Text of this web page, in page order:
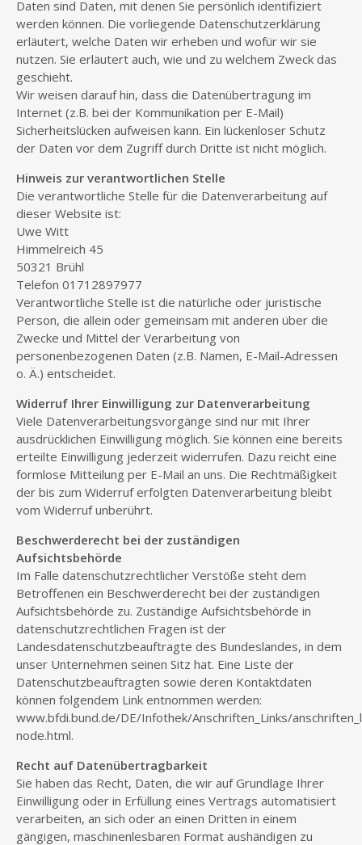
Daten sind Daten, mit denen Sie persönlich identifiziert
werden können. Die vorliegende Datenschutzerklärung
erläutert, welche Daten wir erheben und wofür wir sie
nutzen. Sie erläutert auch, wie und zu welchem Zweck das
geschieht.
Wir weisen darauf hin, dass die Datenübertragung im
Internet (z.B. bei der Kommunikation per E-Mail)
Sicherheitslücken aufweisen kann. Ein lückenloser Schutz
der Daten vor dem Zugriff durch Dritte ist nicht möglich.
Hinweis zur verantwortlichen Stelle
Die verantwortliche Stelle für die Datenverarbeitung auf
dieser Website ist:
Uwe Witt
Himmelreich 45
50321 Brühl
Telefon 01712897977
Verantwortliche Stelle ist die natürliche oder juristische
Person, die allein oder gemeinsam mit anderen über die
Zwecke und Mittel der Verarbeitung von
personenbezogenen Daten (z.B. Namen, E-Mail-Adressen
o. Ä.) entscheidet.
Widerruf Ihrer Einwilligung zur Datenverarbeitung
Viele Datenverarbeitungsvorgänge sind nur mit Ihrer
ausdrücklichen Einwilligung möglich. Sie können eine bereits
erteilte Einwilligung jederzeit widerrufen. Dazu reicht eine
formlose Mitteilung per E-Mail an uns. Die Rechtmäßigkeit
der bis zum Widerruf erfolgten Datenverarbeitung bleibt
vom Widerruf unberührt.
Beschwerderecht bei der zuständigen
Aufsichtsbehörde
Im Falle datenschutzrechtlicher Verstöße steht dem
Betroffenen ein Beschwerderecht bei der zuständigen
Aufsichtsbehörde zu. Zuständige Aufsichtsbehörde in
datenschutzrechtlichen Fragen ist der
Landesdatenschutzbeauftragte des Bundeslandes, in dem
unser Unternehmen seinen Sitz hat. Eine Liste der
Datenschutzbeauftragten sowie deren Kontaktdaten
können folgendem Link entnommen werden:
www.bfdi.bund.de/DE/Infothek/Anschriften_Links/
node.html.
Recht auf Datenübertragbarkeit
Sie haben das Recht, Daten, die wir auf Grundlage Ihrer
Einwilligung oder in Erfüllung eines Vertrags automatisiert
verarbeiten, an sich oder an einen Dritten in einem
gängigen, maschinenlesbaren Format aushändigen zu